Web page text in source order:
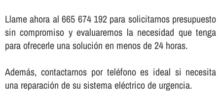
Llame ahora al 665 674 192 para solicitarnos presupuesto
sin compromiso y evaluaremos la necesidad que tenga
para ofrecerle una solución en menos de 24 horas.
Además, contactarnos por teléfono es ideal si necesita
una reparación de su sistema eléctrico de urgencia.